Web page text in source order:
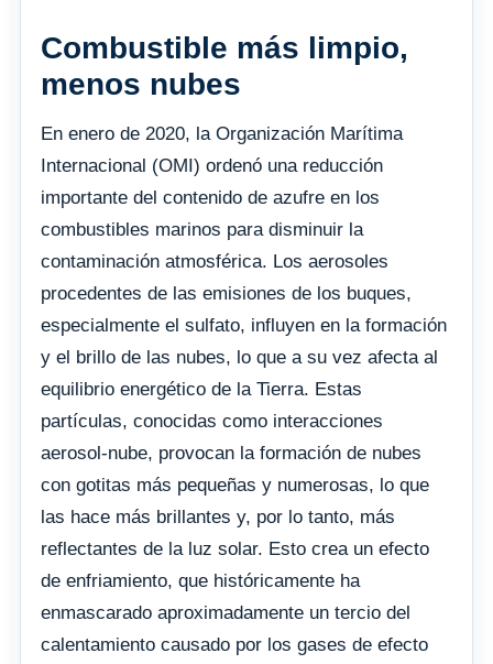
Combustible más limpio,
menos nubes
En enero de 2020, la Organización Marítima
Internacional (OMI) ordenó una reducción
importante del contenido de azufre en los
combustibles marinos para disminuir la
contaminación atmosférica. Los aerosoles
procedentes de las emisiones de los buques,
especialmente el sulfato, influyen en la formación
y el brillo de las nubes, lo que a su vez afecta al
equilibrio energético de la Tierra. Estas
partículas, conocidas como interacciones
aerosol-nube, provocan la formación de nubes
con gotitas más pequeñas y numerosas, lo que
las hace más brillantes y, por lo tanto, más
reflectantes de la luz solar. Esto crea un efecto
de enfriamiento, que históricamente ha
enmascarado aproximadamente un tercio del
calentamiento causado por los gases de efecto